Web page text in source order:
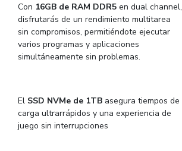
Con 16GB de RAM DDR5 en dual channel,
disfrutarás de un rendimiento multitarea
sin compromisos, permitiéndote ejecutar
varios programas y aplicaciones
simultáneamente sin problemas.
El SSD NVMe de 1TB asegura tiempos de
carga ultrarrápidos y una experiencia de
juego sin interrupciones